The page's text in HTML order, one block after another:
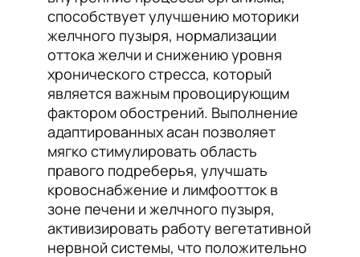
способствует улучшению моторики
желчного пузыря, нормализации
оттока желчи и снижению уровня
хронического стресса, который
является важным провоцирующим
фактором обострений. Выполнение
адаптированных асан позволяет
мягко стимулировать область
правого подреберья, улучшать
кровоснабжение и лимфоотток в
зоне печени и желчного пузыря,
активизировать работу вегетативной
нервной системы, что положительно